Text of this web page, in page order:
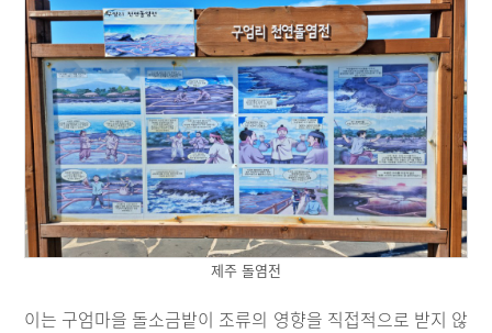
제주 돌염전
이는 구엄마을 돌소금밭이 조류의 영향을 직접적으로 받지 않